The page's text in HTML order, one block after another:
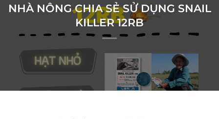
NHÀ NÔNG CHIA SẺ SỬ DỤNG SNAIL
KILLER 12RB